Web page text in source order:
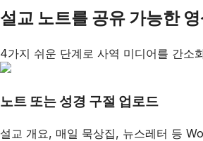
설교 노트를 공유 가능한
4가지 쉬운 단계로 사역 미디어를 간소
노트 또는 성경 구절 업로드
설교 개요, 매일 묵상집, 뉴스레터 등